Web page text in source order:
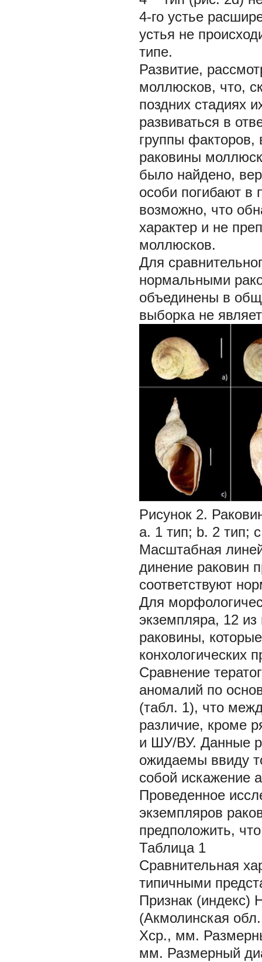
4-го устье
устья не
типе.
Развитие,
моллюсков, что,
поздних стадиях
развиваться в
группы факторов,
раковины
было найдено,
особи погибают в
возможно, что
характер и не
моллюсков.
Для
нормальными
объединены в
выборка не
Рисунок 2.
а. 1 тип; b. 2 тип;
Масштабная
динение раковин
соответствуют
Для
экземпляра, 12
раковины,
конхологических
Сравнение
аномалий по
(табл. 1), что
различие, кроме
и ШУ/ВУ. Данные
ожидаемы ввиду
собой искажение
Проведенное
экземпляров
предположить,
Таблица 1
Сравнительная
типичными
Признак (индекс)
(Акмолинская
Xср., мм.
мм. Размерный